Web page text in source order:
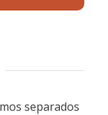
separados